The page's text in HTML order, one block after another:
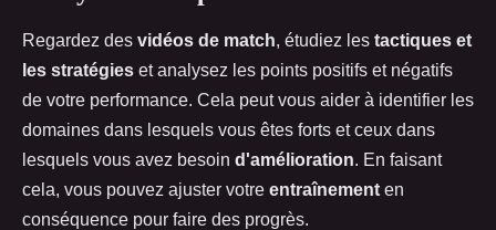
Regardez des vidéos de match, étudiez les tactiques et
les stratégies et analysez les points positifs et négatifs
de votre performance. Cela peut vous aider à identifier les
domaines dans lesquels vous êtes forts et ceux dans
lesquels vous avez besoin d'amélioration. En faisant
cela, vous pouvez ajuster votre entraînement en
conséquence pour faire des progrès.